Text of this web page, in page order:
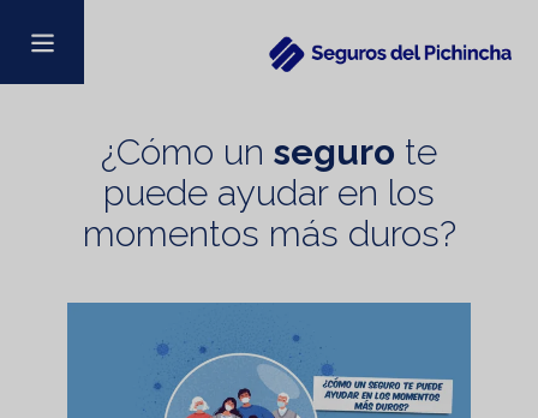
¿Cómo un seguro te
puede ayudar en los
momentos más duros?